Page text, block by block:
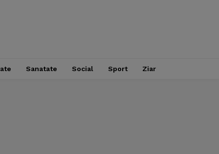
Sanatate Social Sport Ziar